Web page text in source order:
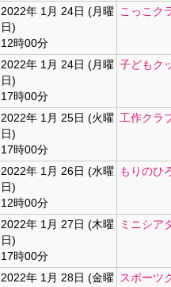
2022年 1月 24日 (月曜
日)
12時00分
こっこク
2022年 1月 24日 (月曜
日)
17時00分
子どもク
2022年 1月 25日 (火曜
日)
17時00分
工作クラ
2022年 1月 26日 (水曜
日)
12時00分
もりのひ
2022年 1月 27日 (木曜
日)
17時00分
ミニシア
2022年 1月 28日 (金曜 スポーツ